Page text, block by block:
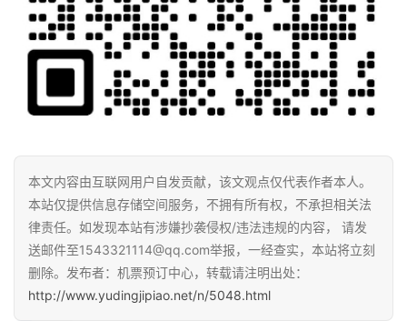
本文内容由互联网用户自发贡献，该文观点仅代表作者本人。
本站仅提供信息存储空间服务，不拥有所有权，不承担相关法
律责任。如发现本站有涉嫌抄袭侵权/违法违规的内容， 请发
送邮件至1543321114@qq.com举报，一经查实，本站将立刻
删除。发布者：机票预订中心，转载请注明出处：
http://www.yudingjipiao.net/n/5048.html